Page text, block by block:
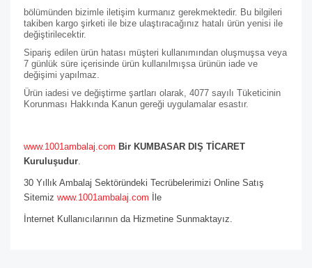
bölümünden bizimle iletişim kurmanız gerekmektedir. Bu bilgileri
takiben kargo şirketi ile bize ulaştıracağınız hatalı ürün yenisi ile
değiştirilecektir.
Sipariş edilen ürün hatası müşteri kullanımından oluşmuşsa veya
7 günlük süre içerisinde ürün kullanılmışsa ürünün iade ve
değişimi yapılmaz.
Ürün iadesi ve değiştirme şartları olarak, 4077 sayılı Tüketicinin
Korunması Hakkında Kanun gereği uygulamalar esastır.
www.1001ambalaj.com Bir KUMBASAR DIŞ TİCARET
Kuruluşudur
30 Yıllık Ambalaj Sektöründeki Tecrübelerimizi Online Satış
Sitemiz www.1001ambalaj.com İle
İnternet Kullanıcılarının da Hizmetine Sunmaktayız.